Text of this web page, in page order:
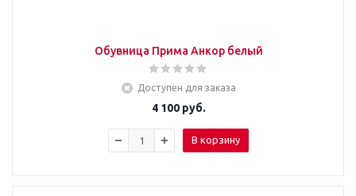
Обувница Прима Анкор белый
Доступен для заказа
4 100руб.
В корзину